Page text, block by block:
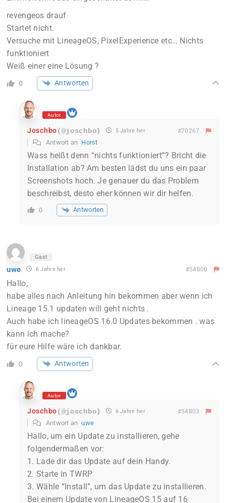
revengeos drauf
Startet nicht.
Versuche mit LineageOS, PixelExperience etc… Nichts
funktioniert
Weiß einer eine Lösung ?
0 Antworten
Autor
Joschbo(@joschbo) 5 Jahre her #70267
Antwort an Horst
Wass heißt denn “nichts funktioniert”? Bricht die
Installation ab? Am besten lädst du uns ein paar
Screenshots hoch. Je genauer du das Problem
beschreibst, desto eher können wir dir helfen.
0 Antworten
Gast
uwe 6 Jahre her #54800
Hallo,
habe alles nach Anleitung hin bekommen aber wenn ich
Lineage 15.1 updaten will geht nichts .
Auch habe ich lineageOS 16.0 Updates bekommen . was
kann ich mache?
für eure Hilfe wäre ich dankbar.
0 Antworten
Autor
Joschbo(@joschbo) 6 Jahre her #54803
Antwort anuwe
Hallo, um ein Update zu installieren, gehe
folgendermaßen vor:
1. Lade dir das Update auf dein Handy.
2. Starte in TWRP
3. Wähle “Install”, um das Update zu installieren.
Bei einem Update von LineageOS 15 auf 16